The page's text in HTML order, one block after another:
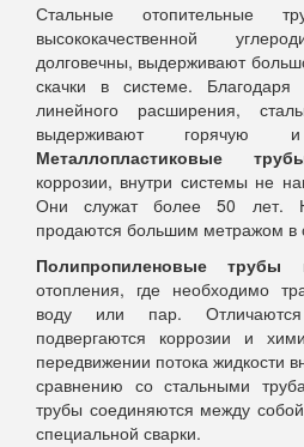
Стальные отопительные
высококачественной
долговечны, выдерживают
скачки в системе. Благодаря
линейного расширения,
выдерживают горячую
Металлопластиковые
коррозии, внутри системы не
Они служат более 50 лет.
продаются большим метражом в
Полипропиленовые трубы
отопления, где необходимо
воду или пар. Отличаются
подвергаются коррозии и
передвижении потока жидкости
сравнению со стальными
трубы соединяются между
специальной сварки.